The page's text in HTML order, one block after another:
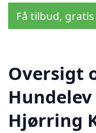
Få tilbud,
Oversigt
Hjørring